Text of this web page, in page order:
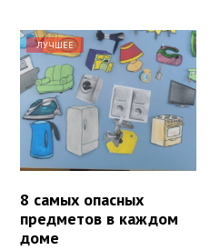
ЛУЧШЕЕ
8 самых опасных
предметов в каждом
доме